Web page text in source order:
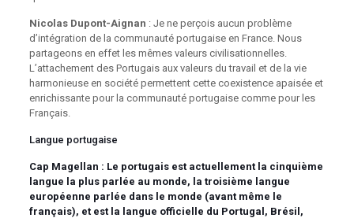
Nicolas Dupont-Aignan : Je ne perçois aucun problème
d’intégration de la communauté portugaise en France. Nous
partageons en effet les mêmes valeurs civilisationnelles.
L’attachement des Portugais aux valeurs du travail et de la vie
harmonieuse en société permettent cette coexistence apaisée et
enrichissante pour la communauté portugaise comme pour les
Français.
Langue portugaise
Cap Magellan : Le portugais est actuellement la cinquième
langue la plus parlée au monde, la troisième langue
européenne parlée dans le monde (avant même le
français), et est la langue officielle du Portugal, Brésil,